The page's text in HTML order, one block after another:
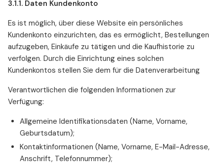
3.1.1. Daten Kundenkonto
Es ist möglich, über diese Website ein persönliches
Kundenkonto einzurichten, das es ermöglicht, Bestellungen
aufzugeben, Einkäufe zu tätigen und die Kaufhistorie zu
verfolgen. Durch die Einrichtung eines solchen
Kundenkontos stellen Sie dem für die Datenverarbeitung
Verantwortlichen die folgenden Informationen zur
Verfügung:
Allgemeine Identifikationsdaten (Name, Vorname,
Geburtsdatum);
Kontaktinformationen (Name, Vorname, E-Mail-Adresse,
Anschrift, Telefonnummer);